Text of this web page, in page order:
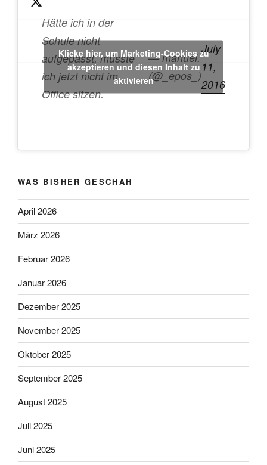
Hätte ich in der
Schule nicht
aufgepasst, müsste
ich jetzt nicht im
Office sitzen.
— manuel.
(@_epos_)
July
11,
2016
Klicke hier, um Marketing-Cookies zu
akzeptieren und diesen Inhalt zu
aktivieren
WAS BISHER GESCHAH
April 2026
März 2026
Februar 2026
Januar 2026
Dezember 2025
November 2025
Oktober 2025
September 2025
August 2025
Juli 2025
Juni 2025